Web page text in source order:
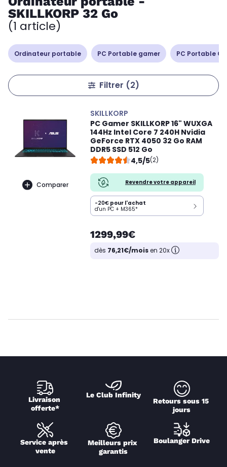
SKILLKORP 32 Go
(1 article)
Ordinateur portable PC Portable gamer PC Portable
Filtrer (2)
Comparer
SKILLKORP
PC Gamer SKILLKORP 16" WUXGA
144Hz Intel Core 7 240H Nvidia
GeForce RTX 4050 32 Go RAM
DDR5 SSD 512 Go
4,5/5(2)
Revendre votre appareil
-20€ pour l'achat
d'un PC + M365*
1299,99€
dès 76,21€/moisen 20x
Livraison
offerte*
Le Club Infinity
Retours sous 15
jours
Service après
vente
Meilleurs prix
garantis
Boulanger Drive